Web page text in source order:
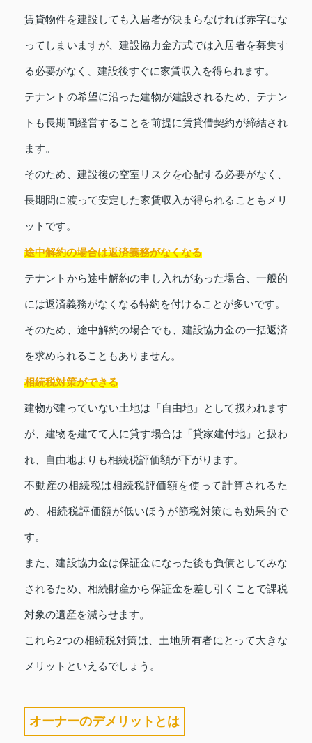
賃貸物件を建設しても入居者が決まらなければ赤字にな
ってしまいますが、建設協力金方式では入居者を募集す
る必要がなく、建設後すぐに家賃収入を得られます。
テナントの希望に沿った建物が建設されるため、テナン
トも長期間経営することを前提に賃貸借契約が締結され
ます。
そのため、建設後の空室リスクを心配する必要がなく、
長期間に渡って安定した家賃収入が得られることもメリ
ットです。
途中解約の場合は返済義務がなくなる
テナントから途中解約の申し入れがあった場合、一般的
には返済義務がなくなる特約を付けることが多いです。
そのため、途中解約の場合でも、建設協力金の一括返済
を求められることもありません。
相続税対策ができる
建物が建っていない土地は「自由地」として扱われます
が、建物を建てて人に貸す場合は「貸家建付地」と扱わ
れ、自由地よりも相続税評価額が下がります。
不動産の相続税は相続税評価額を使って計算されるた
め、相続税評価額が低いほうが節税対策にも効果的で
す。
また、建設協力金は保証金になった後も負債としてみな
されるため、相続財産から保証金を差し引くことで課税
対象の遺産を減らせます。
これら2つの相続税対策は、土地所有者にとって大きな
メリットといえるでしょう。
オーナーのデメリットとは